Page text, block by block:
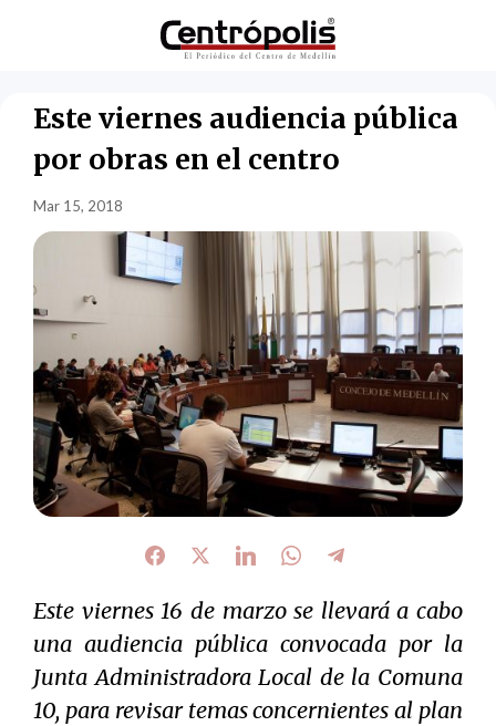
Este viernes audiencia pública
por obras en el centro
Mar 15, 2018
Este viernes 16 de marzo se llevará a cabo
una audiencia pública convocada por la
Junta Administradora Local de la Comuna
10, para revisar temas concernientes al plan